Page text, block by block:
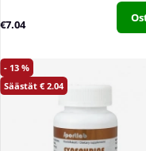
€7.04
13
2.04